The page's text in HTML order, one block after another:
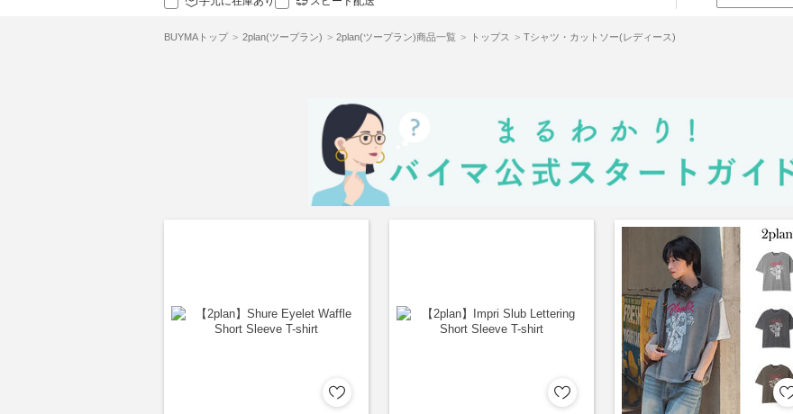
BUYMAトップ 2plan(ツープラン) 2plan(ツープラン)商品一覧 トップス Tシャツ・カットソー(レディース)